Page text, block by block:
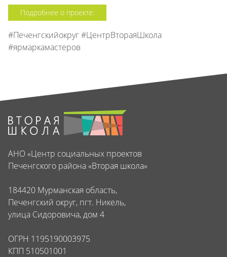
Подробнее о проекте:
#Печенгскийокруг #ЦентрВтораяШкола
#ярмаркамастеров
АНО «Центр социальных проектов
Печенгского района «Вторая школа»
184420 Мурманская область,
Печенгский округ, пгт. Никель,
улица Сидоровича, дом 4
ОГРН 1195190003975
КПП 510501001